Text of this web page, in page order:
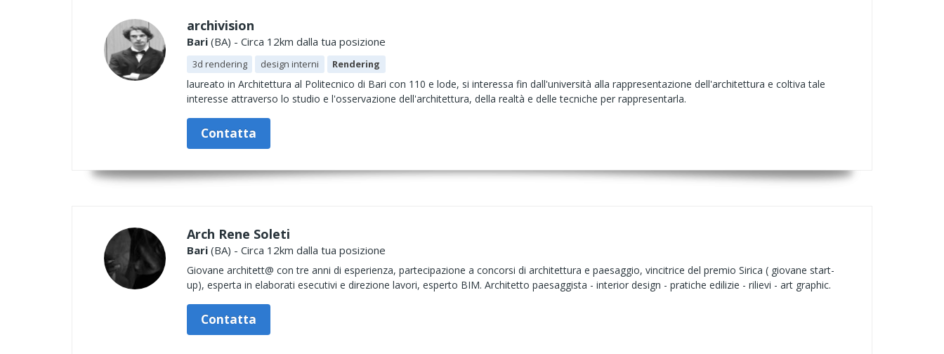
archivision
Bari (BA) - Circa 12km dalla tua posizione
3d rendering design interni Rendering
laureato in Architettura al Politecnico di Bari con 110 e lode, si interessa fin dall'università alla rappresentazione dell'architettura e coltiva tale
interesse attraverso lo studio e l'osservazione dell'architettura, della realtà e delle tecniche per rappresentarla.
Contatta
Arch Rene Soleti
Bari (BA) - Circa 12km dalla tua posizione
Giovane architett@ con tre anni di esperienza, partecipazione a concorsi di architettura e paesaggio, vincitrice del premio Sirica ( giovane start-
up), esperta in elaborati esecutivi e direzione lavori, esperto BIM. Architetto paesaggista - interior design - pratiche edilizie - rilievi - art graphic.
Contatta